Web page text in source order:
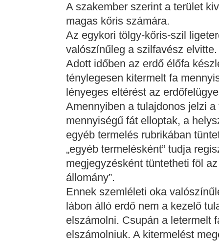
A szakember szerint a terület
magas kőris számára.
Az egykori tölgy-kőris-szil
valószínűleg a szilfavész
Adott időben az erdő élőfa
ténylegesen kitermelt fa
lényeges eltérést az
Amennyiben a tulajdonos jelzi
mennyiségű fát elloptak, a
egyéb termelés rubrikában
„egyéb termelésként” tudja
megjegyzésként tüntetheti föl
állomány”.
Ennek szemléleti oka
lábon álló erdő nem a kezelő
elszámolni. Csupán a letermelt
elszámolniuk. A kitermelést